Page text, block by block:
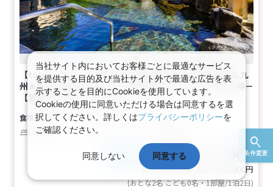
条件変更
【tabiwaトラベル/WESTER会員限定】tabiwaSP売尽し九
州★★WESTERポイント付 【早期申込】30日前までがお得－
【禁煙】和室(2名～4名1室)
食事なし 【広さ】12.5畳
2～4名
和室（パノラマ）
おとな1名 税込42,900～52,500円
基本代金合計85,800〜105,000 円
(おとな2名 こども0名・1部屋/1泊2日)
当社サイト内においてお客様ごとに最適なサービス
を提供する目的及び当社サイト外で最適な広告を表
示することを目的にCookieを使用しています。
Cookieの使用に同意いただける場合は同意するを選
択してください。詳しくはプライバシーポリシーを
ご確認ください。
同意しない 同意する